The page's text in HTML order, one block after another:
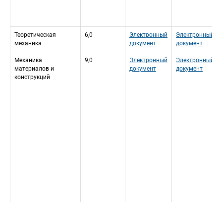
Теоретическая
механика
6,0
Электронный
документ
Электронный
документ
Механика
материалов и
конструкций
9,0
Электронный
документ
Электронный
документ